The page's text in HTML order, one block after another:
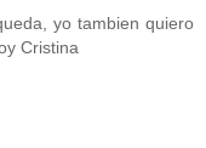
yo tambien quiero
Cristina